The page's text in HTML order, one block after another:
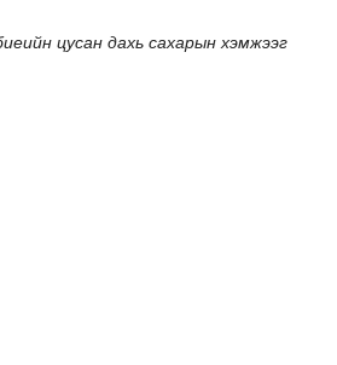
цусан дахь сахарын хэмжээг